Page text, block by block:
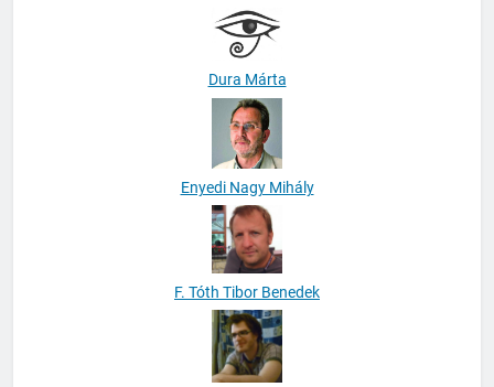
Dunai Andrea
Dura Márta
Enyedi Nagy Mihály
F. Tóth Tibor Benedek